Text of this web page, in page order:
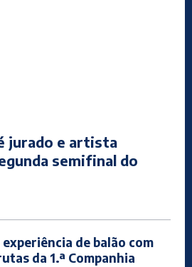
jurado e artista
semifinal do
de balão com
da 1.ª Companhia